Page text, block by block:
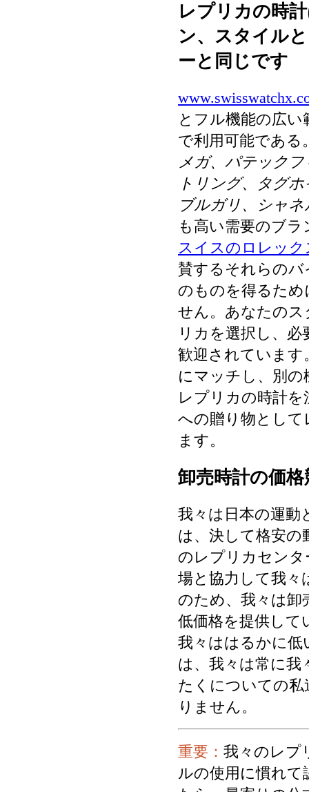
レプリカの時
ン、スタイル
ーと同じです
とフル機能の広
で利用可能である
メガ、パテック
トリング、タグ
ブルガリ、シャ
も高い需要のブ
スイスのロレッ
賛するそれらの
のものを得るた
せん。あなたの
リカを選択し、
歓迎されています
にマッチし、別
レプリカの時計
への贈り物とし
ます。
卸売時計の価
我々は日本の運動
は、決して格安の
のレプリカセン
場と協力して我々
のため、我々は卸
低価格を提供して
我々ははるかに低
は、我々は常に我
たくについての私
りません。
重要： 我々のレプ
ルの使用に慣れ